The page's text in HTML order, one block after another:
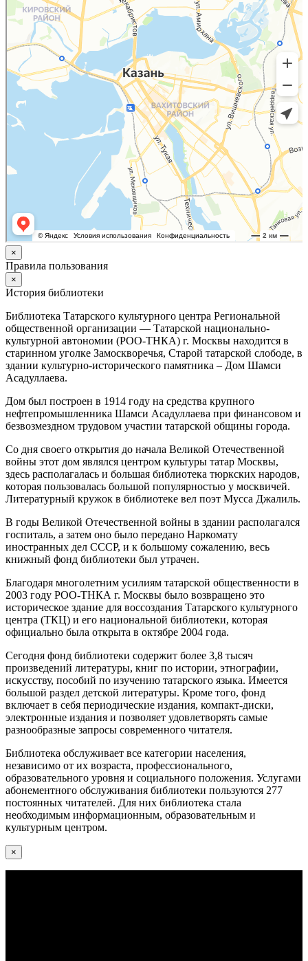
×
Правила пользования
×
История библиотеки
Библиотека Татарского культурного центра Региональной
общественной организации — Татарской национально-
культурной автономии (РОО-ТНКА) г. Москвы находится в
старинном уголке Замоскворечья, Старой татарской слободе, в
здании культурно-исторического памятника – Дом Шамси
Асадуллаева.
Дом был построен в 1914 году на средства крупного
нефтепромышленника Шамси Асадуллаева при финансовом и
безвозмездном трудовом участии татарской общины города.
Со дня своего открытия до начала Великой Отечественной
войны этот дом являлся центром культуры татар Москвы,
здесь располагалась и большая библиотека тюркских народов,
которая пользовалась большой популярностью у москвичей.
Литературный кружок в библиотеке вел поэт Мусса Джалиль.
В годы Великой Отечественной войны в здании располагался
госпиталь, а затем оно было передано Наркомату
иностранных дел СССР, и к большому сожалению, весь
книжный фонд библиотеки был утрачен.
Благодаря многолетним усилиям татарской общественности в
2003 году РОО-ТНКА г. Москвы было возвращено это
историческое здание для воссоздания Татарского культурного
центра (ТКЦ) и его национальной библиотеки, которая
официально была открыта в октябре 2004 года.
Сегодня фонд библиотеки содержит более 3,8 тысяч
произведений литературы, книг по истории, этнографии,
искусству, пособий по изучению татарского языка. Имеется
большой раздел детской литературы. Кроме того, фонд
включает в себя периодические издания, компакт-диски,
электронные издания и позволяет удовлетворять самые
разнообразные запросы современного читателя.
Библиотека обслуживает все категории населения,
независимо от их возраста, профессионального,
образовательного уровня и социального положения. Услугами
абонементного обслуживания библиотеки пользуются 277
постоянных читателей. Для них библиотека стала
необходимым информационным, образовательным и
культурным центром.
×